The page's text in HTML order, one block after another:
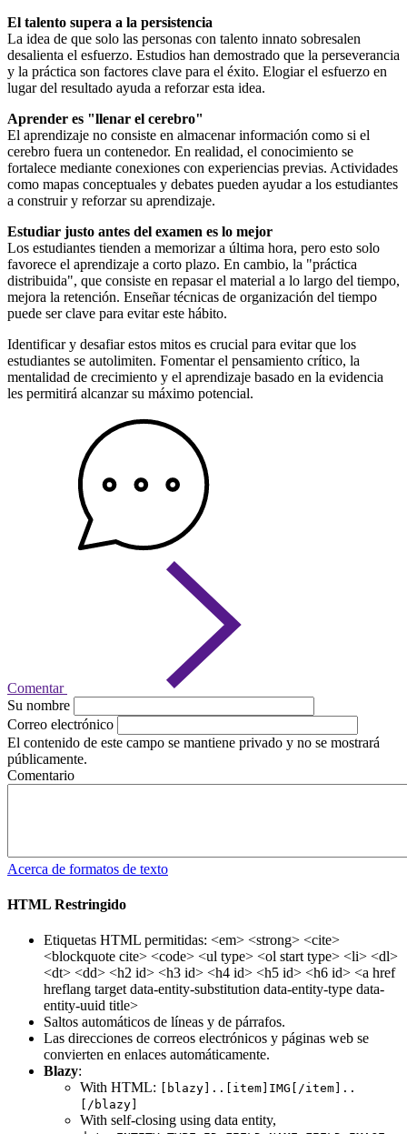
El talento supera a la persistencia
La idea de que solo las personas con talento innato sobresalen
desalienta el esfuerzo. Estudios han demostrado que la perseverancia
y la práctica son factores clave para el éxito. Elogiar el esfuerzo en
lugar del resultado ayuda a reforzar esta idea.
Aprender es "llenar el cerebro"
El aprendizaje no consiste en almacenar información como si el
cerebro fuera un contenedor. En realidad, el conocimiento se
fortalece mediante conexiones con experiencias previas. Actividades
como mapas conceptuales y debates pueden ayudar a los estudiantes
a construir y reforzar su aprendizaje.
Estudiar justo antes del examen es lo mejor
Los estudiantes tienden a memorizar a última hora, pero esto solo
favorece el aprendizaje a corto plazo. En cambio, la "práctica
distribuida", que consiste en repasar el material a lo largo del tiempo,
mejora la retención. Enseñar técnicas de organización del tiempo
puede ser clave para evitar este hábito.
Identificar y desafiar estos mitos es crucial para evitar que los
estudiantes se autolimiten. Fomentar el pensamiento crítico, la
mentalidad de crecimiento y el aprendizaje basado en la evidencia
les permitirá alcanzar su máximo potencial.
Comentar
Su nombre
Correo electrónico
El contenido de este campo se mantiene privado y no se mostrará
públicamente.
Comentario
Acerca de formatos de texto
HTML Restringido
Etiquetas HTML permitidas: <em> <strong> <cite>
<blockquote cite> <code> <ul type> <ol start type> <li> <dl>
<dt> <dd> <h2 id> <h3 id> <h4 id> <h5 id> <h6 id> <a href
hreflang target data-entity-substitution data-entity-type data-
entity-uuid title>
Saltos automáticos de líneas y de párrafos.
Las direcciones de correos electrónicos y páginas web se
convierten en enlaces automáticamente.
Blazy:
With HTML:
[blazy]..[item]IMG[/item]..
[/blazy]
With self-closing using data entity,